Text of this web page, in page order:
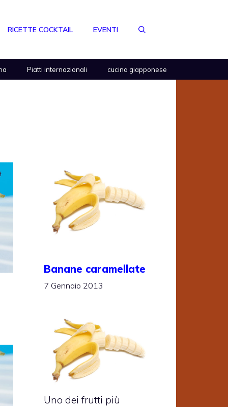
RICETTE COCKTAIL EVENTI
Piatti internazionali cucina giapponese
Banane caramellate
7 Gennaio 2013
Uno dei frutti più